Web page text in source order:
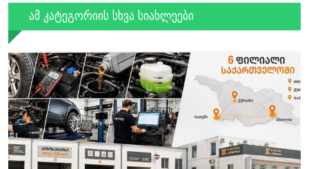
ამ კატეგორიის სხვა სიახლეები